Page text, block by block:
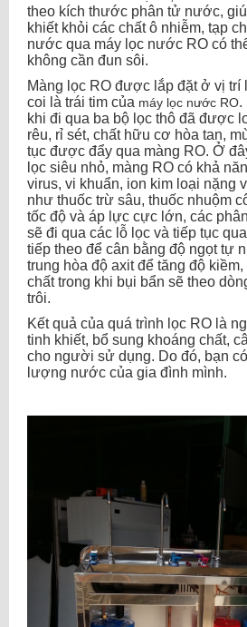
theo kích thước phân tử nước,
khiết khỏi các chất ô nhiễm, tạp
nước qua máy lọc nước RO có
không cần đun sôi.
Màng lọc RO được lắp đặt ở vị
coi là trái tim của máy lọc nước RO.
khi đi qua ba bộ lọc thô đã được
rêu, rỉ sét, chất hữu cơ hòa tan,
tục được đẩy qua màng RO. Ở
lọc siêu nhỏ, màng RO có khả
virus, vi khuẩn, ion kim loại nặng
như thuốc trừ sâu, thuốc nhuộm
tốc độ và áp lực cực lớn, các
sẽ đi qua các lỗ lọc và tiếp tục
tiếp theo để cân bằng độ ngọt tự
trung hòa độ axit để tăng độ
chất trong khi bụi bẩn sẽ theo
trôi.
Kết quả của quá trình lọc RO là
tinh khiết, bổ sung khoáng chất,
cho người sử dụng. Do đó, bạn
lượng nước của gia đình mình.